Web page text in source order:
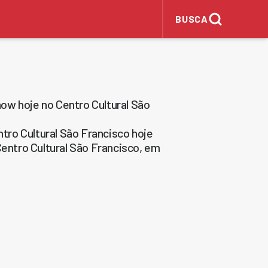
BUSCA
hoje no Centro Cultural São
Cultural São Francisco hoje
Cultural São Francisco, em